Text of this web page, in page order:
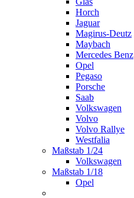
Horch
Jaguar
Magirus-Deutz
Maybach
Mercedes Benz
Opel
Pegaso
Porsche
Saab
Volkswagen
Volvo
Volvo Rallye
Westfalia
Maßstab 1/24
Volkswagen
Maßstab 1/18
Opel